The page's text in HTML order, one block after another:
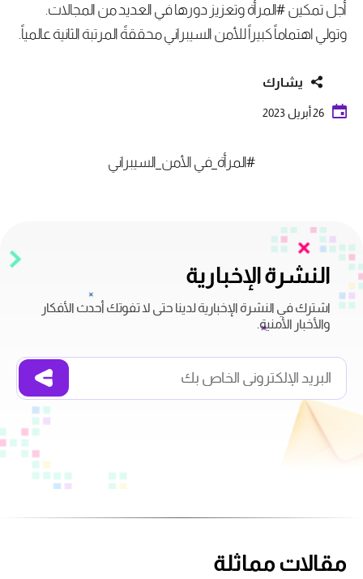
أجل تمكين #المرأة وتعزيز دورها في العديد من المجالات.
وتولي اهتماماً كبيراً للأمن السيبراني محققةً المرتبة الثانية عالمياً.
يشارك
26 أبريل 2023
#المرأة_في الأمن_السيبراني
النشرة الإخبارية
اشترك في النشرة الإخبارية لدينا حتى لا تفوتك أحدث الأفكار
والأخبار الأمنية.
مقالات مماثلة